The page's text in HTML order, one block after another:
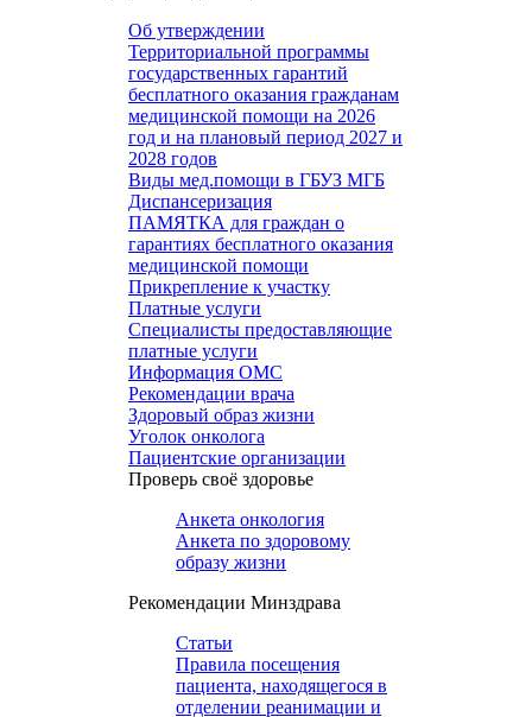
Об утверждении
Территориальной программы
государственных гарантий
бесплатного оказания гражданам
медицинской помощи на 2026
год и на плановый период 2027 и
2028 годов
Виды мед.помощи в ГБУЗ МГБ
Диспансеризация
ПАМЯТКА для граждан о
гарантиях бесплатного оказания
медицинской помощи
Прикрепление к участку
Платные услуги
Специалисты предоставляющие
платные услуги
Информация ОМС
Рекомендации врача
Здоровый образ жизни
Уголок онколога
Пациентские организации
Проверь своё здоровье
Анкета онкология
Анкета по здоровому
образу жизни
Рекомендации Минздрава
Статьи
Правила посещения
пациента, находящегося в
отделении реанимации и